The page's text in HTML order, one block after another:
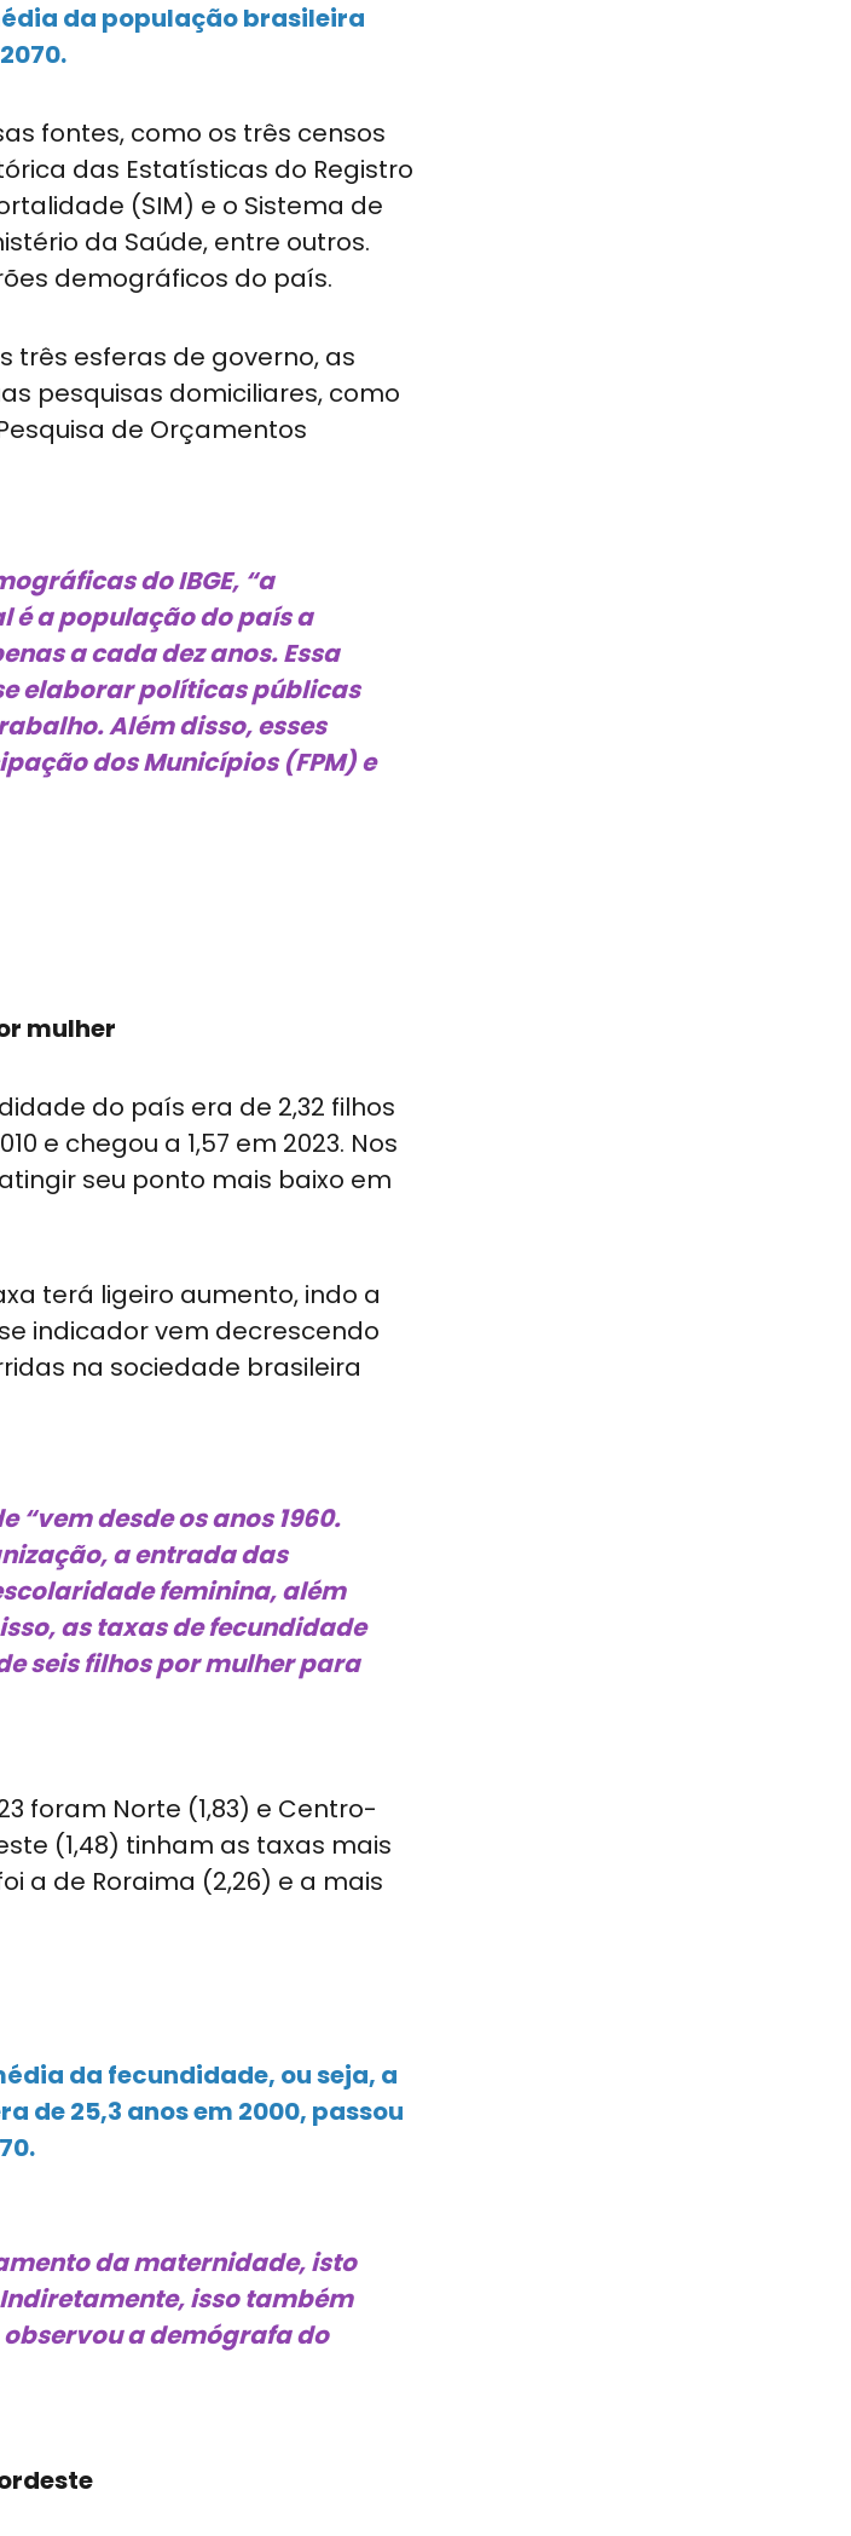
da população brasileira
fontes, como os três censos
das Estatísticas do Registro
(SIM) e o Sistema de
da Saúde, entre outros.
demográficos do país.
três esferas de governo, as
pesquisas domiciliares, como
de Orçamentos
do IBGE, “a
é a população do país a
a cada dez anos. Essa
elaborar políticas públicas
Além disso, esses
dos Municípios (FPM) e
mulher
do país era de 2,32 filhos
e chegou a 1,57 em 2023. Nos
seu ponto mais baixo em
terá ligeiro aumento, indo a
indicador vem decrescendo
na sociedade brasileira
desde os anos 1960.
a entrada das
feminina, além
as taxas de fecundidade
seis filhos por mulher para
foram Norte (1,83) e Centro-
(1,48) tinham as taxas mais
a de Roraima (2,26) e a mais
da fecundidade, ou seja, a
de 25,3 anos em 2000, passou
da maternidade, isto
isso também
a demógrafa do